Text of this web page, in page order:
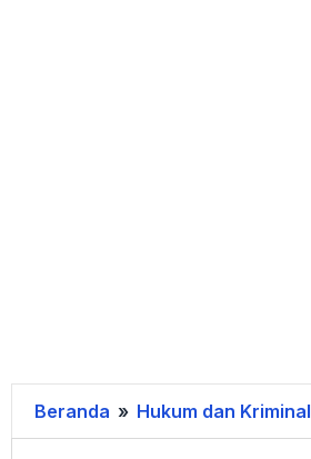
Beranda » Hukum dan Kriminal